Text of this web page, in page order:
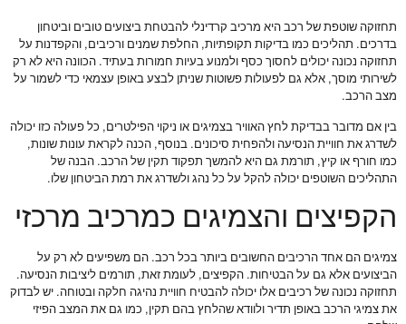
תחזוקה שוטפת של רכב היא מרכיב קרדינלי להבטחת ביצועים טובים וביטחון
בדרכים. תהליכים כמו בדיקות תקופתיות, החלפת שמנים ורכיבים, והקפדנות על
תחזוקה נכונה יכולים לחסוך כסף ולמנוע בעיות חמורות בעתיד. הכוונה היא לא רק
לשירותי מוסך, אלא גם לפעולות פשוטות שניתן לבצע באופן עצמאי כדי לשמור על
מצב הרכב.
בין אם מדובר בבדיקת לחץ האוויר בצמיגים או ניקוי הפילטרים, כל פעולה כזו יכולה
לשדרג את חוויית הנסיעה ולהפחית סיכונים. בנוסף, הכנה לקראת עונות שונות,
כמו חורף או קיץ, תורמת גם היא להמשך תפקוד תקין של הרכב. הבנה של
התהליכים השוטפים יכולה להקל על כל נהג ולשדרג את רמת הביטחון שלו.
הקפיצים והצמיגים כמרכיב מרכזי
צמיגים הם אחד הרכיבים החשובים ביותר בכל רכב. הם משפיעים לא רק על
הביצועים אלא גם על הבטיחות. הקפיצים, לעומת זאת, תורמים ליציבות הנסיעה.
תחזוקה נכונה של רכיבים אלו יכולה להבטיח חוויית נהיגה חלקה ובטוחה. יש לבדוק
את צמיגי הרכב באופן תדיר ולוודא שהלחץ בהם תקין, כמו גם את המצב הפיזי